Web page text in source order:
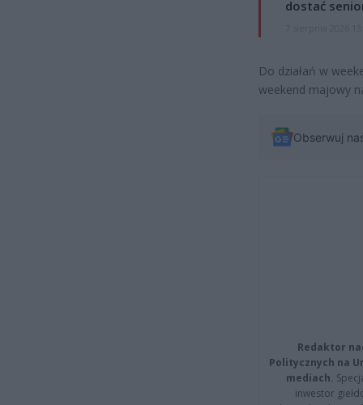
dostać
Do działań w
weekend majowy
Obserwuj
Redaktor
Politycznych na
mediach.
inwestor